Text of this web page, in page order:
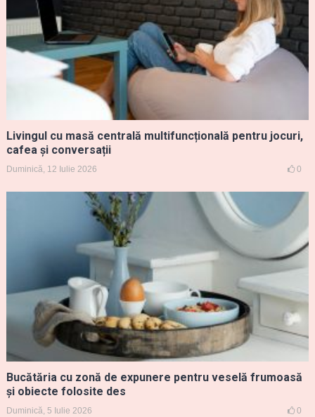
Livingul cu masă centrală multifuncțională pentru jocuri,
cafea și conversații
Duminică, 12 Iulie 2026 0
Bucătăria cu zonă de expunere pentru veselă frumoasă
și obiecte folosite des
Duminică, 5 Iulie 2026 0